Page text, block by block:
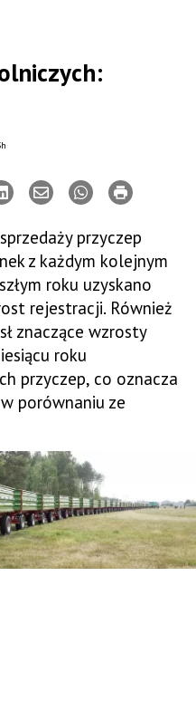
przyczep
z każdym kolejnym
roku uzyskano
rejestracji. Również
znaczące wzrosty
roku
przyczep, co oznacza
porównaniu ze